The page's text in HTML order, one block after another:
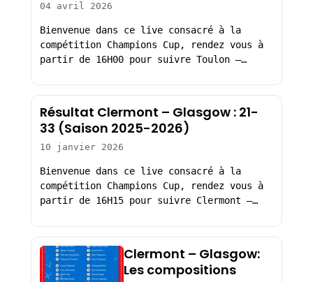
04 avril 2026
Bienvenue dans ce live consacré à la
compétition Champions Cup, rendez vous à
partir de 16H00 pour suivre Toulon –…
Résultat Clermont – Glasgow : 21-
33 (Saison 2025-2026)
10 janvier 2026
Bienvenue dans ce live consacré à la
compétition Champions Cup, rendez vous à
partir de 16H15 pour suivre Clermont –…
Clermont – Glasgow:
Les compositions